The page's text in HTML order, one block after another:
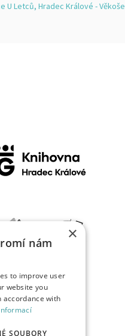
U Letců, Hradec Králové - Věkoše
×
nám
to improve user
website you
accordance with
SOUBORY